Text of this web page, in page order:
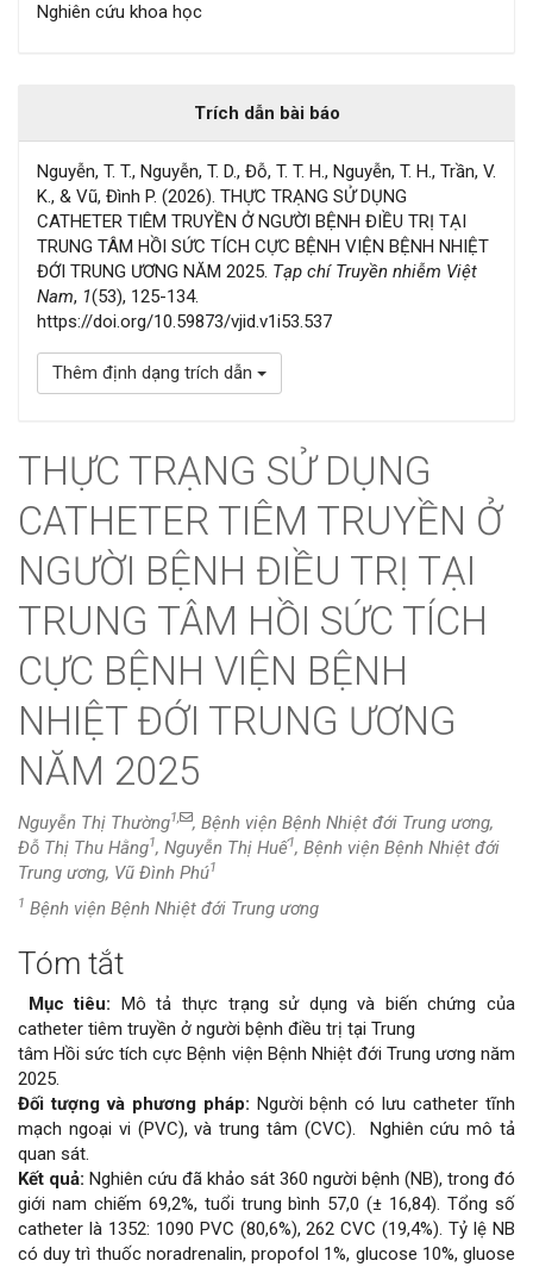
Nghiên cứu khoa học
Trích dẫn bài báo
Nguyễn, T. T., Nguyễn, T. D., Đỗ, T. T. H., Nguyễn, T. H., Trần, V.
K., & Vũ, Đình P. (2026). THỰC TRẠNG SỬ DỤNG
CATHETER TIÊM TRUYỀN Ở NGƯỜI BỆNH ĐIỀU TRỊ TẠI
TRUNG TÂM HỒI SỨC TÍCH CỰC BỆNH VIỆN BỆNH NHIỆT
ĐỚI TRUNG ƯƠNG NĂM 2025. Tạp chí Truyền nhiễm Việt
Nam, 1(53), 125-134.
https://doi.org/10.59873/vjid.v1i53.537
Thêm định dạng trích dẫn
THỰC TRẠNG SỬ DỤNG
CATHETER TIÊM TRUYỀN Ở
NGƯỜI BỆNH ĐIỀU TRỊ TẠI
TRUNG TÂM HỒI SỨC TÍCH
CỰC BỆNH VIỆN BỆNH
NHIỆT ĐỚI TRUNG ƯƠNG
NĂM 2025
Nguyễn Thị Thường1,
, Bệnh viện Bệnh Nhiệt đới Trung ương,
Đỗ Thị Thu Hằng1, Nguyễn Thị Huế1, Bệnh viện Bệnh Nhiệt đới
Trung ương, Vũ Đình Phú1
1 Bệnh viện Bệnh Nhiệt đới Trung ương
Nội
dung
chính
của
bài
viết
Tóm tắt
Mục tiêu:
Mô tả thực trạng sử dụng và biến chứng của
catheter tiêm truyền ở người bệnh điều trị tại Trung
tâm Hồi sức tích cực Bệnh viện Bệnh Nhiệt đới Trung ương năm
2025.
Đối tượng và phương pháp: Người bệnh có lưu catheter tĩnh
mạch ngoại vi (PVC), và trung tâm (CVC). Nghiên cứu mô tả
quan sát.
Kết quả: Nghiên cứu đã khảo sát 360 người bệnh (NB), trong đó
giới nam chiếm 69,2%, tuổi trung bình 57,0 (± 16,84). Tổng số
catheter là 1352: 1090 PVC (80,6%), 262 CVC (19,4%). Tỷ lệ NB
có duy trì thuốc noradrenalin, propofol 1%, glucose 10%, gluose